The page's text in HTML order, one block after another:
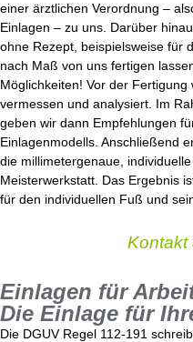
einer ärztlichen Verordnung –
Einlagen – zu uns. Darüber
ohne Rezept, beispielsweise für
nach Maß von uns fertigen
Möglichkeiten! Vor der
vermessen und analysiert. Im
geben wir dann Empfehlungen
Einlagenmodells. Anschließend
die millimetergenaue,
Meisterwerkstatt. Das Ergebnis
für den individuellen Fuß und
Kontakt
Einlagen für
Die Einlage für
Die DGUV Regel 112-191